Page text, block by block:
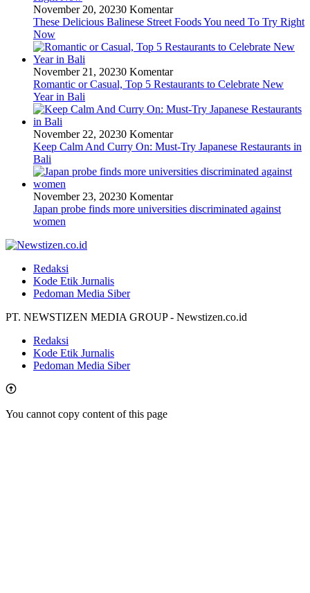
November 20, 20230 Komentar
These Delicious Balinese Street Foods You need To Try Right
Now
November 21, 20230 Komentar
Romantic or Casual, Top 5 Restaurants to Celebrate New
Year in Bali
November 22, 20230 Komentar
Keep Calm And Curry On: Must-Try Japanese Restaurants in
Bali
November 23, 20230 Komentar
Japan probe finds more universities discriminated against
women
Redaksi
Kode Etik Jurnalis
Pedoman Media Siber
PT. NEWSTIZEN MEDIA GROUP - Newstizen.co.id
Redaksi
Kode Etik Jurnalis
Pedoman Media Siber
You cannot copy content of this page